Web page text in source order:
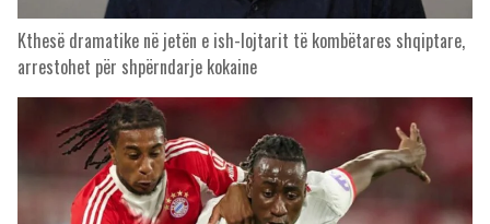
Kthesë dramatike në jetën e ish-lojtarit të kombëtares shqiptare,
arrestohet për shpërndarje kokaine